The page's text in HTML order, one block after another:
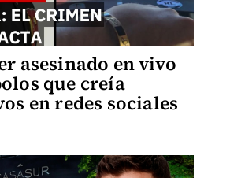
asesinado en vivo
que creía
en redes sociales